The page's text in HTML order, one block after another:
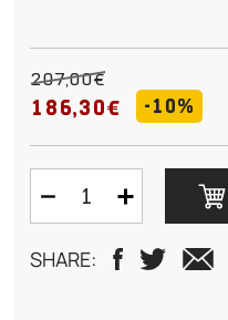
207,00€
186,30€ -10%
SHARE: